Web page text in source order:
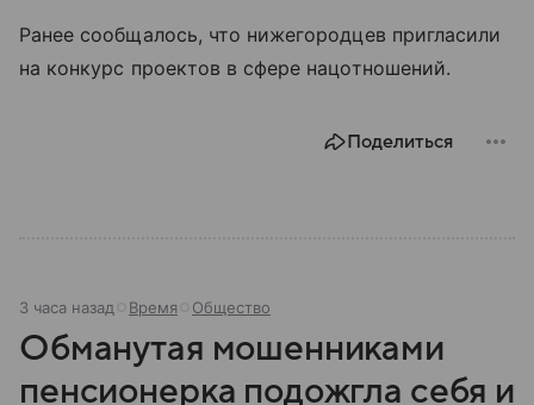
Ранее сообщалось, что нижегородцев пригласили
на конкурс проектов в сфере нацотношений.
Поделиться
3 часа назад Время Общество
Обманутая мошенниками
пенсионерка подожгла себя и